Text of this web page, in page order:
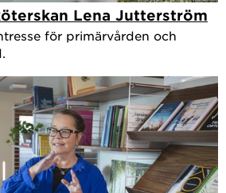
Lena Jutterström
för primärvården och